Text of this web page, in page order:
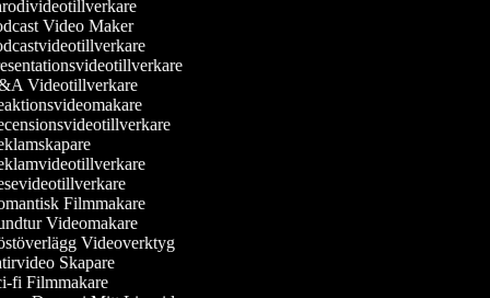
Video Maker
Videotillverkare
Filmmakare
Videomakare
Videoverktyg
Skapare
fi Filmmakare